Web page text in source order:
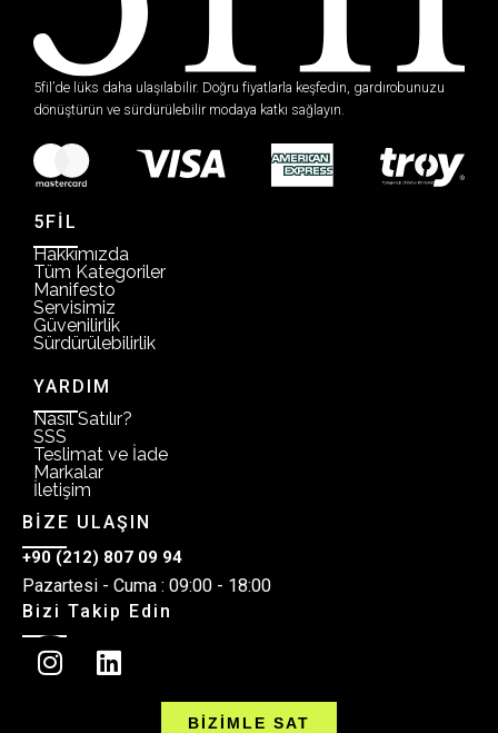
5fil’de lüks daha ulaşılabilir. Doğru fiyatlarla keşfedin, gardırobunuzu
dönüştürün ve sürdürülebilir modaya katkı sağlayın.
5FİL
Hakkımızda
Tüm Kategoriler
Manifesto
Servisimiz
Güvenilirlik
Sürdürülebilirlik
YARDIM
Nasıl Satılır?
SSS
Teslimat ve İade
Markalar
İletişim
BİZE ULAŞIN
+90 (212) 807 09 94
Pazartesi - Cuma : 09:00 - 18:00
Bizi Takip Edin
BİZİMLE SAT